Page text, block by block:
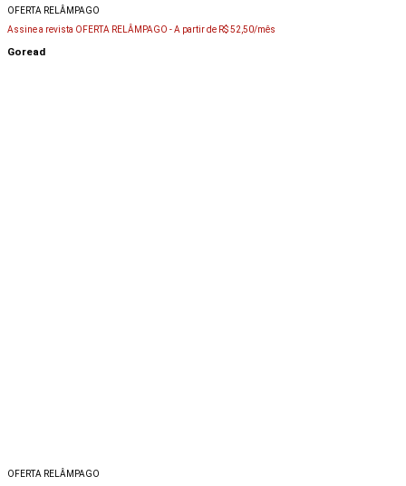
OFERTA RELÂMPAGO
Assine a revista OFERTA RELÂMPAGO -A partir de R$ 52,50/mês
Goread
OFERTA RELÂMPAGO